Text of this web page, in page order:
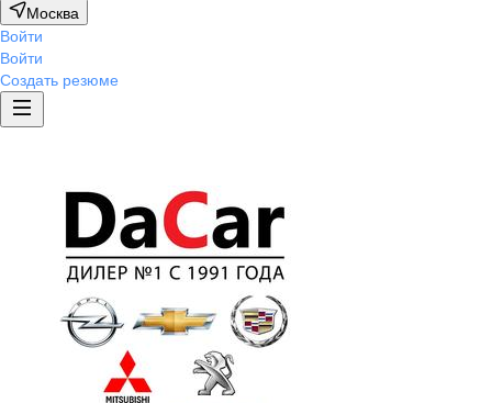
Москва
Войти
Войти
Создать резюме